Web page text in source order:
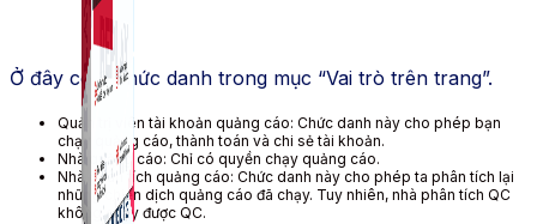
Ở đây có 3 chức danh trong mục “Vai trò trên trang”.
Quản trị viên tài khoản quảng cáo: Chức danh này cho phép bạn
chạy quảng cáo, thành toán và chi sẻ tài khoản.
Nhà quảng cáo: Chỉ có quyền chạy quảng cáo.
Nhà phân tích quảng cáo: Chức danh này cho phép ta phân tích lại
những chiến dịch quảng cáo đã chạy. Tuy nhiên, nhà phân tích QC
không chạy được QC.